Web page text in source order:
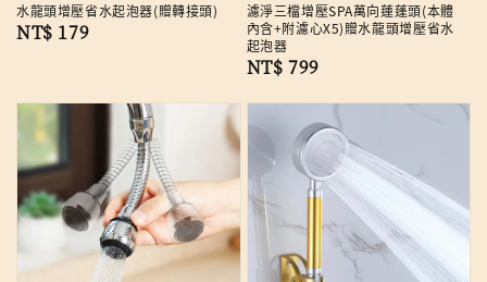
水龍頭增壓省水起泡器(贈轉接頭)
Regular
NT$ 179
濾淨三檔增壓SPA萬向蓮蓬頭(本體
內含+附濾心X5)贈水龍頭增壓省水
起泡器
Regular
NT$ 799